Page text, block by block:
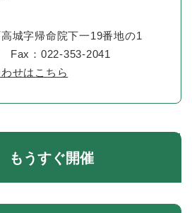
城字帰命院下一19番地の1
Fax：022-353-2041
せはこちら
もうすぐ開催